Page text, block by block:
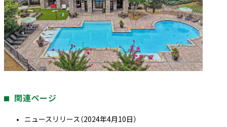
関連ページ
ニュースリリース（2024年4月10日）